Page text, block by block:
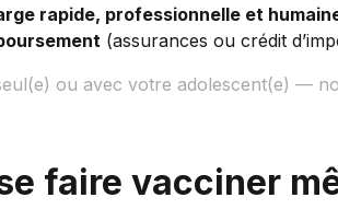
rapide, professionnelle et
(assurances ou crédit
ou avec votre adolescent(e) —
faire vacciner